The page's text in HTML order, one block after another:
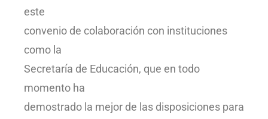
este
convenio de colaboración con instituciones
como la
Secretaría de Educación, que en todo
momento ha
demostrado la mejor de las disposiciones para